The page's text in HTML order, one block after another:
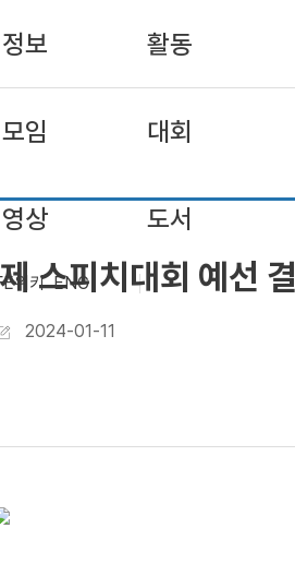
정보 활동
모임 대회
영상 도서
ENG
스피치대회 예선
2024-01-11